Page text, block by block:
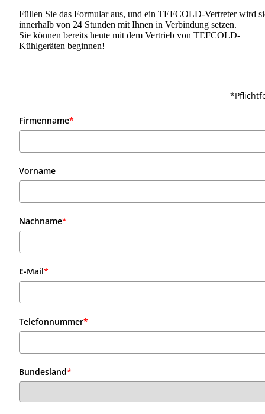
Füllen Sie das Formular aus, und ein TEFCOLD-Vertreter wird
innerhalb von 24 Stunden mit Ihnen in Verbindung setzen.
Sie können bereits heute mit dem Vertrieb von TEFCOLD-
Kühlgeräten beginnen!
Firmenname*
Vorname
Nachname*
E-Mail*
Telefonnummer*
Bundesland*